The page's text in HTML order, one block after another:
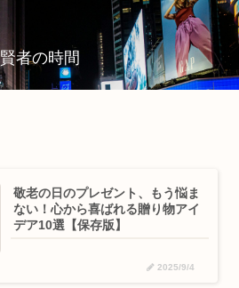
賢者の時間
敬老の日のプレゼント、もう悩ま
ない！心から喜ばれる贈り物アイ
デア10選【保存版】
2025/9/4